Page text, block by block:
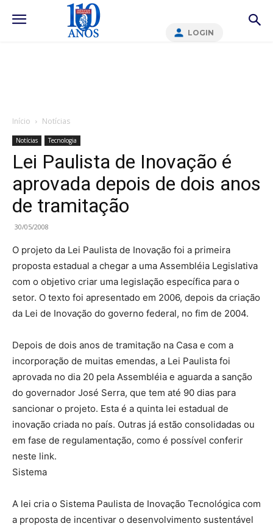
LOGIN
Início Notícias
Notícias Tecnologia
Lei Paulista de Inovação é
aprovada depois de dois anos
de tramitação
30/05/2008
O projeto da Lei Paulista de Inovação foi a primeira
proposta estadual a chegar a uma Assembléia Legislativa
com o objetivo criar uma legislação específica para o
setor. O texto foi apresentado em 2006, depois da criação
da Lei de Inovação do governo federal, no fim de 2004.
Depois de dois anos de tramitação na Casa e com a
incorporação de muitas emendas, a Lei Paulista foi
aprovada no dia 20 pela Assembléia e aguarda a sanção
do governador José Serra, que tem até 90 dias para
sancionar o projeto. Esta é a quinta lei estadual de
inovação criada no país. Outras já estão consolidadas ou
em fase de regulamentação, como é possível conferir
neste link.
Sistema
A lei cria o Sistema Paulista de Inovação Tecnológica com
a proposta de incentivar o desenvolvimento sustentável